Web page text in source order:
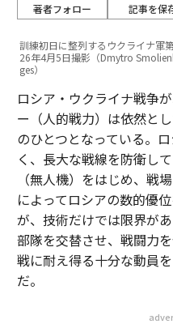
著者フォロー 記事を保
訓練初日に整列するウクライナ軍
26年4月5日撮影（Dmytro
ges）
ロシア・ウクライナ戦争
ー（人的戦力）は依然と
のひとつとなっている。
く、長大な戦線を防衛し
（無人機）をはじめ、戦
によってロシアの数的優
が、技術だけでは限界が
部隊を交替させ、戦闘力
戦に耐え得る十分な動員
だ。